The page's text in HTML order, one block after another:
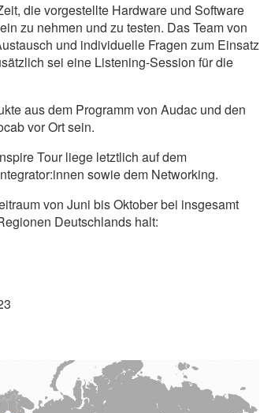
die vorgestellte Hardware und Software
zu nehmen und zu testen. Das Team von
und individuelle Fragen zum Einsatz
sei eine Listening-Session für die
aus dem Programm von Audac und den
vor Ort sein.
Tour liege letztlich auf dem
sowie dem Networking.
von Juni bis Oktober bei insgesamt
Deutschlands halt: